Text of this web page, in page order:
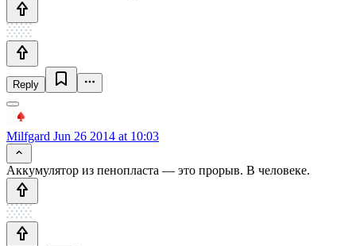
Reply
Milfgard Jun 26 2014 at 10:03
Аккумулятор из пенопласта — это прорыв. В человеке.